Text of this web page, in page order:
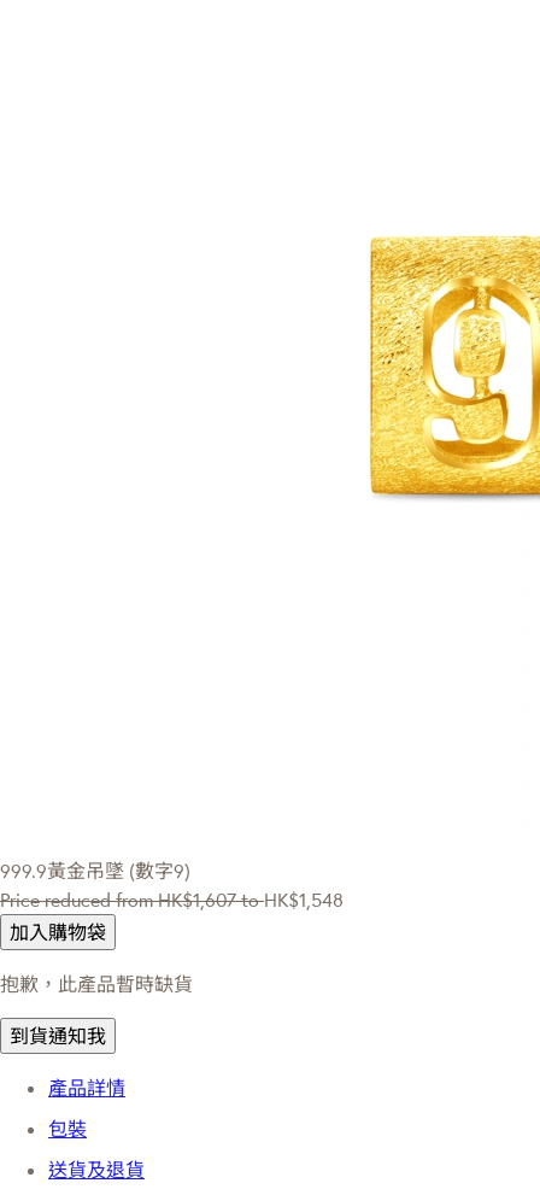
999.9黃金吊墜 (數字9)
Price reduced fromHK$1,607 toHK$1,548
加入購物袋
抱歉，此產品暫時缺貨
到貨通知我
產品詳情
包裝
送貨及退貨